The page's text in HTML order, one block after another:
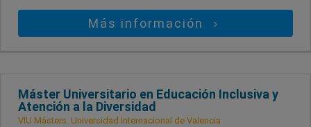
Más información
Máster Universitario en Educación Inclusiva y
Atención a la Diversidad
VIU Másters. Universidad Internacional de Valencia